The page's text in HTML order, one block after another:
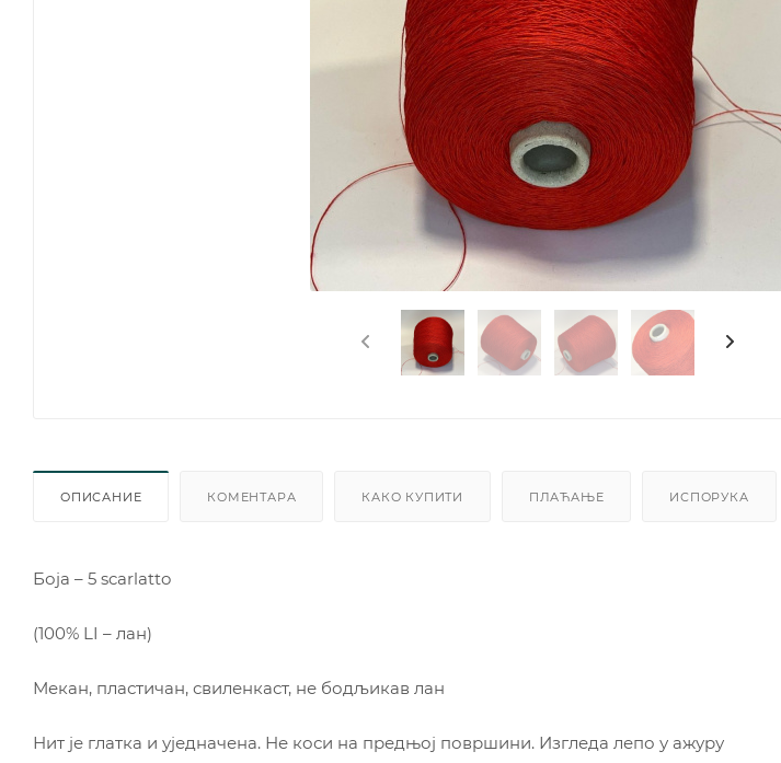
ОПИСАНИЕ КОМЕНТАРА КАКО КУПИТИ ПЛАЋАЊЕ ИСПОРУКА
Боја – 5 scarlatto
(100% LI – лан)
Мекан, пластичан, свиленкаст, не бодљикав лан
Нит је глатка и уједначена. Не коси на предњој површини. Изгледа лепо у ажуру